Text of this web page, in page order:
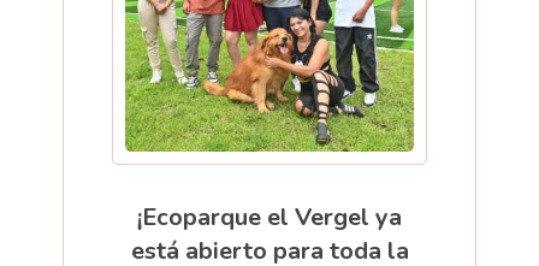
¡Ecoparque el Vergel ya
está abierto para toda la